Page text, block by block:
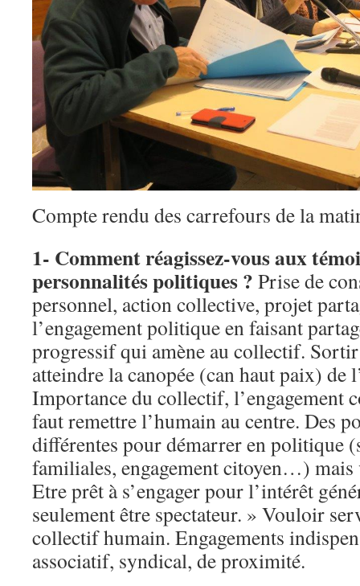
Compte rendu des carrefours de la
1- Comment réagissez-vous aux
personnalités politiques ? Prise de
personnel, action collective, projet
l’engagement politique en faisant
progressif qui amène au collectif.
atteindre la canopée (can haut paix) de
Importance du collectif,
faut remettre l’humain au centre. Des
différentes pour démarrer en politique
familiales, engagement citoyen…) mais
Etre prêt à s’engager pour l’intérêt
seulement être spectateur. » Vouloir
collectif humain. Engagements
associatif, syndical, de proximité.